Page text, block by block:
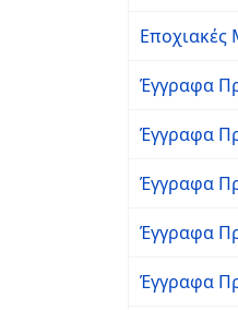
Εποχιακές
Έγγραφα
Έγγραφα
Έγγραφα
Έγγραφα
Έγγραφα